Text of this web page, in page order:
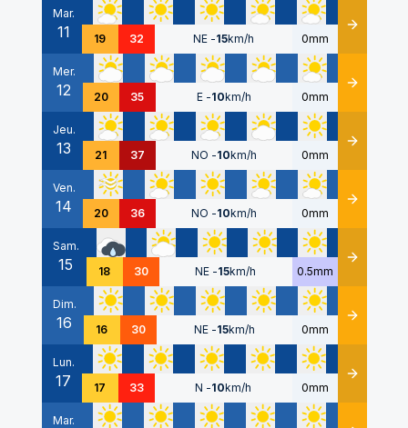
Mar.
11 19 32 NE -15km/h 0mm Détails
Mer.
12 20 35 E -10km/h 0mm Détails
Jeu.
13 21 37 NO -10km/h 0mm Détails
Ven.
14 20 36 NO -10km/h 0mm Détails
Sam.
15 18 30 NE -15km/h 0.5mm Détails
Dim.
16 16 30 NE -15km/h 0mm Détails
Lun.
17 17 33 N -10km/h 0mm Détails
Mar.